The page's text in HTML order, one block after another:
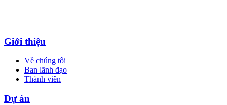
Giới thiệu
Về chúng tôi
Ban lãnh đạo
Thành viên
Dự án